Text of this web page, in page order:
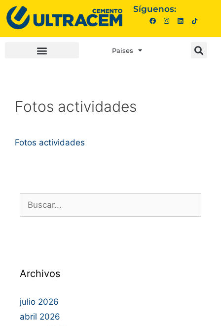
Síguenos:
Paises
Fotos actividades
Fotos actividades
Archivos
julio 2026
abril 2026